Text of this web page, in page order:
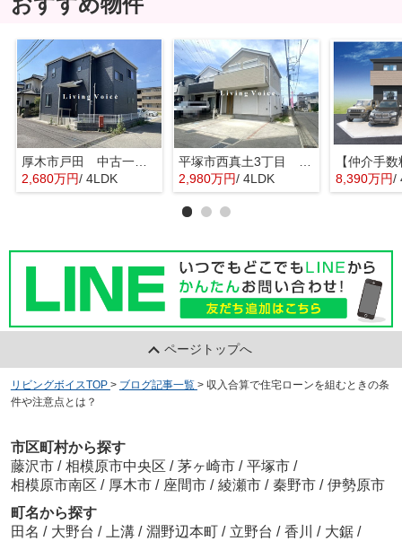
厚木市戸田 中古一戸建て
2,680万円/ 4LDK
2,980万円/ 4LDK 8,390万円/
ページトップへ
リビングボイスTOP > ブログ記事一覧 > 収入合算で住宅ローンを組むときの条
件や注意点とは？
市区町村から探す
藤沢市 / 相模原市中央区 / 茅ヶ崎市 / 平塚市 /
相模原市南区 / 厚木市 / 座間市 / 綾瀬市 / 秦野市 / 伊勢原市
町名から探す
田名 / 大野台 / 上溝 / 淵野辺本町 / 立野台 / 香川 / 大鋸 /